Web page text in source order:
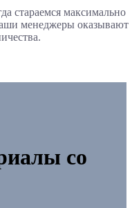
стараемся максимально
менеджеры оказывают
со